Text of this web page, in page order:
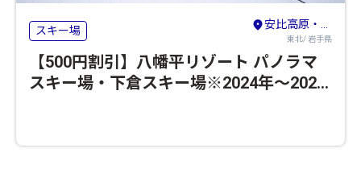
スキー場 安比高原・八幡平・二戸
東北/ 岩手県
【500円割引】八幡平リゾート パノラマ
スキー場・下倉スキー場※2024年～2025